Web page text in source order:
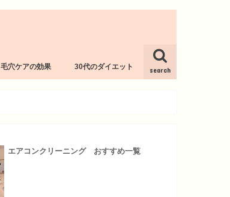
search
毛穴ケアの効果 30代のダイエット
エアコンクリーニング おすすめ一覧